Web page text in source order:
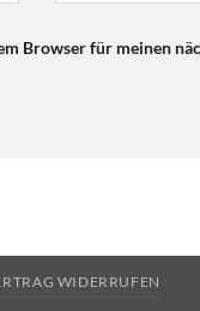
Browser für meinen
WIDERRUFEN